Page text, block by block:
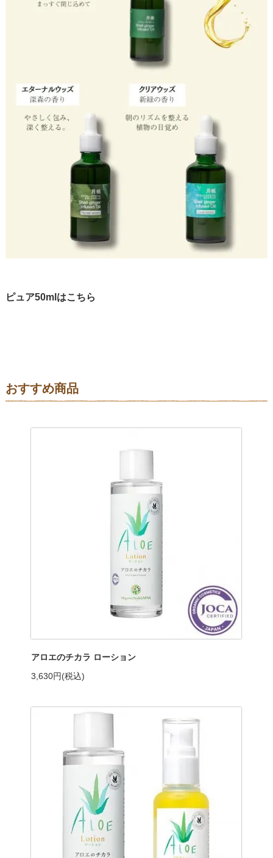
ピュア50mlはこちら
おすすめ商品
アロエのチカラ ローション
3,630円(税込)